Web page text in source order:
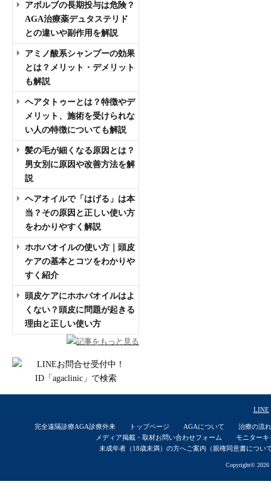
アボルブの長期投与は危険？
AGA治療薬デュタステリド
との違いや副作用を解説
アミノ酸系シャンプーの効果
とは？メリット・デメリット
も解説
ヘアタトゥーとは？特徴やデ
メリット、施術を受けられな
い人の特徴についても解説
髪の毛が細くなる原因とは？
男女別に原因や改善方法を解
説
ヘアオイルで「はげる」は本
当？その原因と正しい使い方
をわかりやすく解説
ホホバオイルの使い方｜頭皮
ケアの基本とコツをわかりや
すく紹介
頭皮ケアにホホバオイルはよ
くない？頭皮に問題が起きる
理由と正しい使い方
記事をもっと見る
LINE
完全遠隔診療AGA診療外来 トップページ AGAについて
治療の流れ
メディア掲載・取材お問い合わせフォーム
モニターキ
未成年者（18歳未満）の方へご案内（親権同意書につい
Copyright© 2026